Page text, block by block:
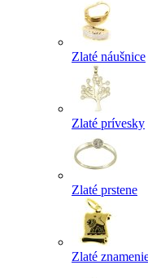
Zlaté náušnice
Zlaté prívesky
Zlaté prstene
Zlaté